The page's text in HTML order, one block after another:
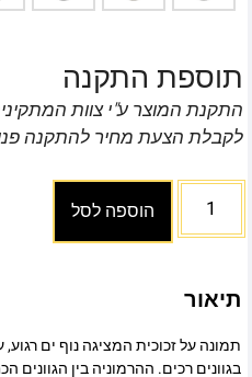
תוספת התקנה
התקנת המוצר ע"י צוות
לקבלת הצעת מחיר להתקנה
הוספה לסל
תיאור
תמונה על זכוכית המציגה נוף ים
בגוונים רכים. ההרמוניה בין